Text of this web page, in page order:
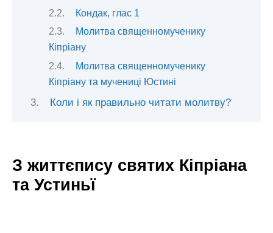
Кондак, глас 1
Молитва священномученику
Кіпріану
Молитва священномученику
Кіпріану та мучениці Юстині
Коли і як правильно читати молитву?
З життєпису святих Кіпріана
та Устиньї